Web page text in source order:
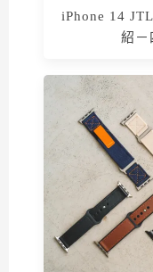
iPhone 14
紹－